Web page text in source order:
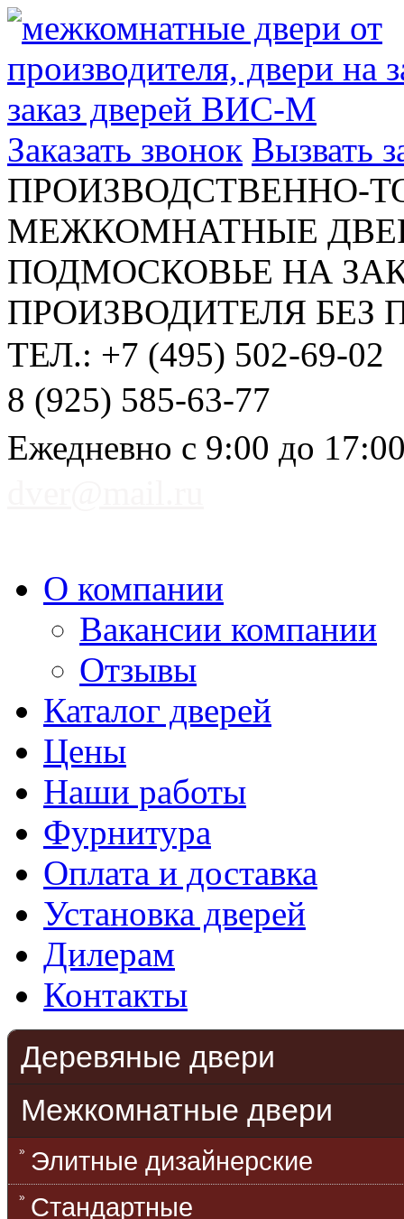
Заказать звонок Вызвать
ПРОИЗВОДСТВЕННО-
МЕЖКОМНАТНЫЕ
ПОДМОСКОВЬЕ НА
ПРОИЗВОДИТЕЛЯ БЕЗ
ТЕЛ.: +7 (495) 502-69-02
8 (925) 585-63-77
Ежедневно с 9:00 до
О компании
Вакансии компании
Отзывы
Каталог дверей
Цены
Наши работы
Фурнитура
Оплата и доставка
Установка дверей
Дилерам
Контакты
Деревяные двери
Межкомнатные двери
Элитные дизайнерские
Стандартные